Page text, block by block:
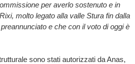
per averlo sostenuto e in
molto legato alla valle Stura fin dalla
e che con il voto di oggi è
sono stati autorizzati da Anas,